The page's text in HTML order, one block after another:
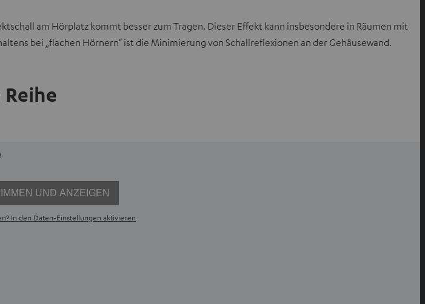
T
a
f
am Hörplatz kommt besser zum Tragen. Dieser Effekt kann insbesondere in Räumen mit
bei „flachen Hörnern“ ist die Minimierung von Schallreflexionen an der Gehäusewand.
UND ANZEIGEN
In den Daten‑Einstellungen aktivieren